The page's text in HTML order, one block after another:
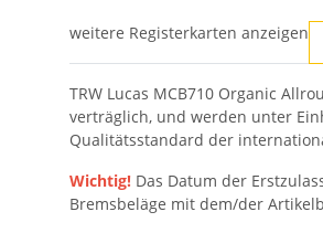
weitere Registerkarten anzeigen
TRW Lucas MCB710 Organic
verträglich, und werden unter
Qualitätsstandard der
Wichtig! Das Datum der
Bremsbeläge mit dem/der